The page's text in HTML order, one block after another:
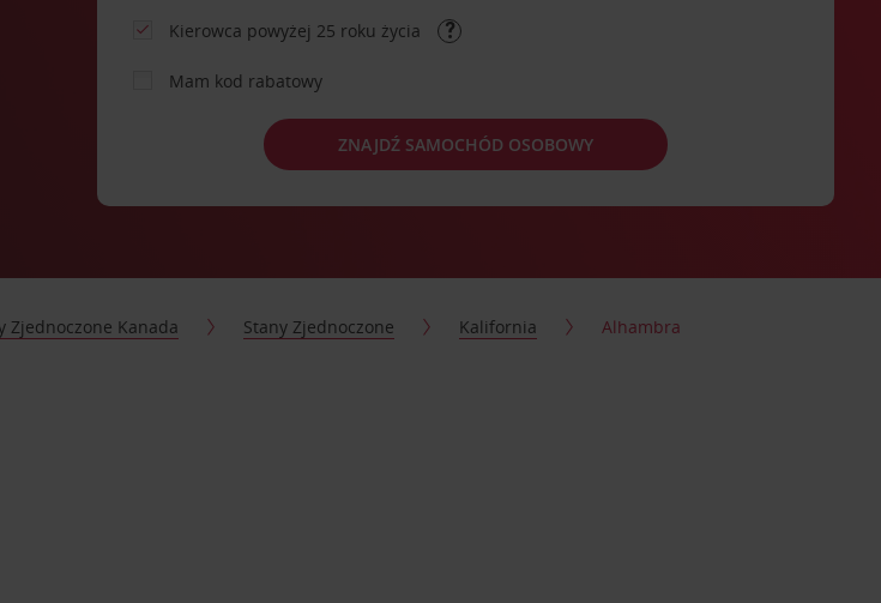
Kierowca powyżej 25 roku życia
Mam kod rabatowy
ZNAJDŹ SAMOCHÓD OSOBOWY
Zjednoczone Kanada Stany Zjednoczone Kalifornia Alhambra